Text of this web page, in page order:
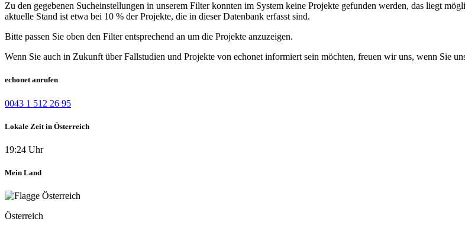
Zu den gegebenen Sucheinstellungen in unserem Filter konnten im System keine Projekte gefunden werden, das liegt
aktuelle Stand ist etwa bei 10 % der Projekte, die in dieser Datenbank erfasst sind.
Bitte passen Sie oben den Filter entsprechend an um die Projekte anzuzeigen.
Wenn Sie auch in Zukunft über Fallstudien und Projekte von echonet informiert sein möchten, freuen wir uns, wenn Sie
echonet anrufen
0043 1 512 26 95
Lokale Zeit in Österreich
19:24 Uhr
Mein Land
Österreich